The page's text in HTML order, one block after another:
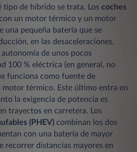
tipo de híbrido se trata. Los coches
un motor térmico y un motor
una pequeña batería que se
en las desaceleraciones.
de unos pocos
100 % eléctrica (en general, no
funciona como fuente de
motor térmico. Este último entra en
la exigencia de potencia es
trayectos en carretera. Los
(PHEV) combinan los dos
con una batería de mayor
recorrer distancias mayores en